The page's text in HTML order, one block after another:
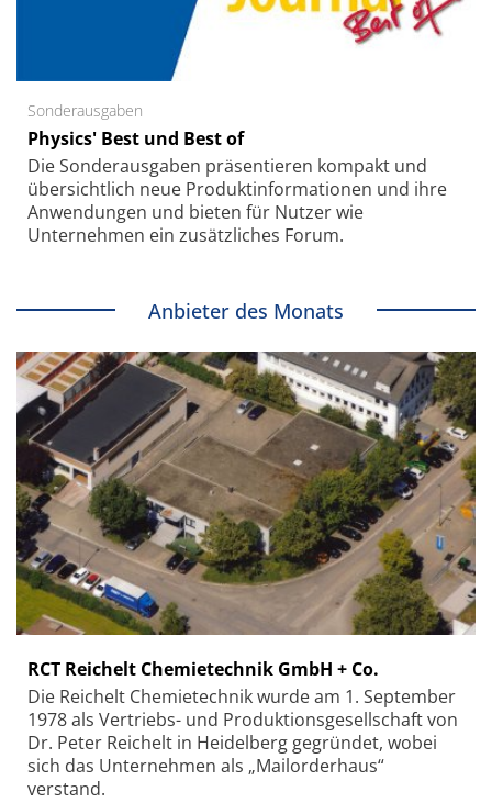
Sonderausgaben
Physics' Best und Best of
Die Sonder­ausgaben präsentieren kompakt und
übersichtlich neue Produkt­informationen und ihre
Anwendungen und bieten für Nutzer wie
Unternehmen ein zusätzliches Forum.
Anbieter des Monats
RCT Reichelt Chemietechnik GmbH + Co.
Die Reichelt Chemietechnik wurde am 1. September
1978 als Vertriebs- und Produktionsgesellschaft von
Dr. Peter Reichelt in Heidelberg gegründet, wobei
sich das Unternehmen als „Mailorderhaus“
verstand.